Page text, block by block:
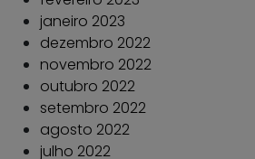
janeiro 2023
dezembro 2022
novembro 2022
outubro 2022
setembro 2022
agosto 2022
julho 2022